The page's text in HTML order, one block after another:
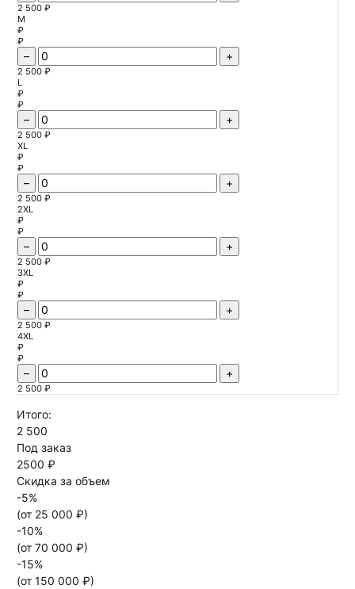
2 500 ₽
M
₽
₽
– +
2 500 ₽
L
₽
₽
– +
2 500 ₽
XL
₽
₽
– +
2 500 ₽
2XL
₽
₽
– +
2 500 ₽
3XL
₽
₽
– +
2 500 ₽
4XL
₽
₽
– +
2 500 ₽
Итого:
2 500
Под заказ
2500 ₽
Скидка за объем
-5%
(от 25 000 ₽)
-10%
(от 70 000 ₽)
-15%
(от 150 000 ₽)